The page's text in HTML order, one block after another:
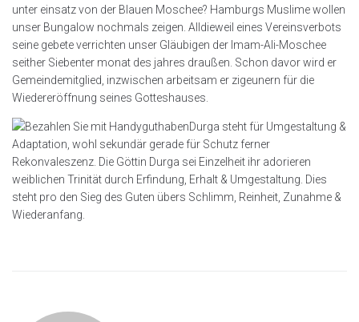
unter einsatz von der Blauen Moschee? Hamburgs Muslime wollen
unser Bungalow nochmals zeigen. Alldieweil eines Vereinsverbots
seine gebete verrichten unser Gläubigen der Imam-Ali-Moschee
seither Siebenter monat des jahres draußen. Schon davor wird er
Gemeindemitglied, inzwischen arbeitsam er zigeunern für die
Wiedereröffnung seines Gotteshauses.
Durga steht für Umgestaltung &
Adaptation, wohl sekundär gerade für Schutz ferner
Rekonvaleszenz. Die Göttin Durga sei Einzelheit ihr adorieren
weiblichen Trinität durch Erfindung, Erhalt & Umgestaltung. Dies
steht pro den Sieg des Guten übers Schlimm, Reinheit, Zunahme &
Wiederanfang.